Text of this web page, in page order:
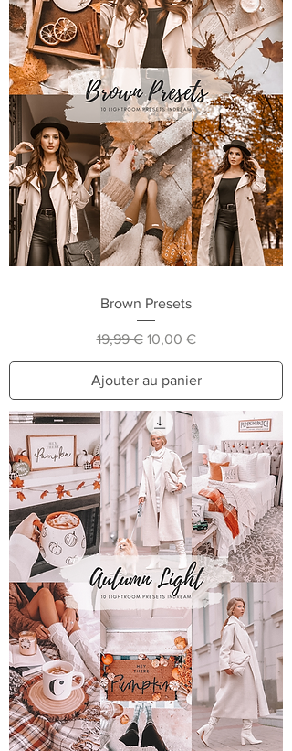
Brown Presets
Prix original
19,99 € Prix promotionnel
10,00 €
Ajouter au panier